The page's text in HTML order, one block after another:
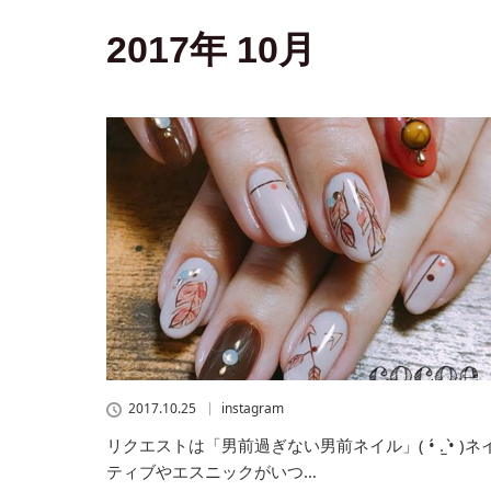
2017年 10月
2017.10.25 instagram
リクエストは「男前過ぎない男前ネイル」( •́ .̫ •̀ )ネ
ティブやエスニックがいつ…